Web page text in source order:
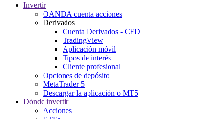
Invertir
OANDA cuenta acciones
Derivados
Cuenta Derivados - CFD
TradingView
Aplicación móvil
Tipos de interés
Cliente profesional
Opciones de depósito
MetaTrader 5
Descargar la aplicación o MT5
Dónde invertir
Acciones